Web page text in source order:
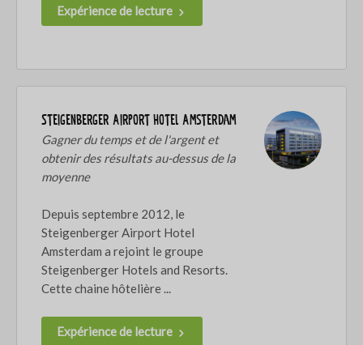
Expérience de lecture
Steigenberger Airport Hotel Amsterdam
Gagner du temps et de l'argent et
obtenir des résultats au-dessus de la
moyenne
Depuis septembre 2012, le
Steigenberger Airport Hotel
Amsterdam a rejoint le groupe
Steigenberger Hotels and Resorts.
Cette chaine hôtelière ...
Expérience de lecture